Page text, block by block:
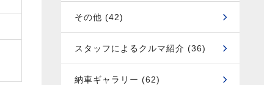
その他 (42)
スタッフによるクルマ紹介 (36)
納車ギャラリー (62)